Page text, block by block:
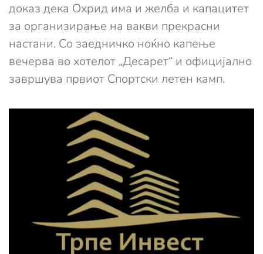
доказ дека Охрид има и желба и капацитет
за организирање на вакви прекрасни
настани. Со заедничко ноќно капење
вечерва во хотелот „Десарет“ и официјално
завршува првиот Спортски летен камп.